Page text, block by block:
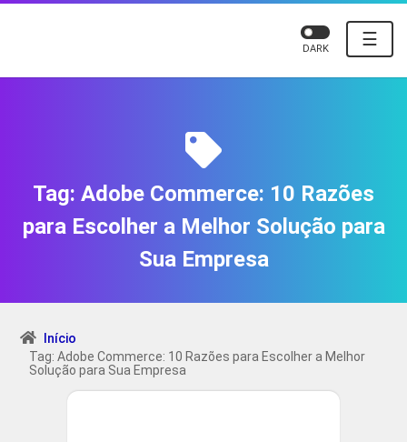
☰
DARK
Tag: Adobe Commerce: 10 Razões
para Escolher a Melhor Solução para
Sua Empresa
Início
Tag: Adobe Commerce: 10 Razões para Escolher a Melhor
Solução para Sua Empresa